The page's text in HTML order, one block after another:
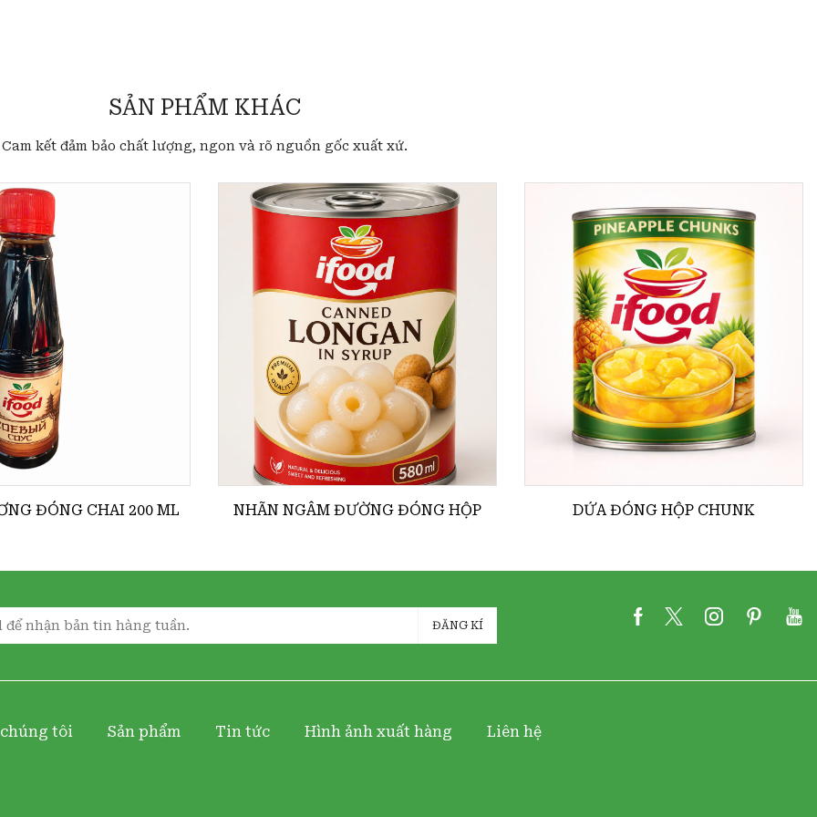
SẢN PHẨM KHÁC
Cam kết đảm bảo chất lượng, ngon và rõ nguồn gốc xuất xứ.
ĐÓNG CHAI 200 ML NHÃN NGÂM ĐƯỜNG ĐÓNG HỘP DỨA ĐÓNG HỘP CHUNK
ĐĂNG KÍ
chúng tôi Sản phẩm Tin tức Hình ảnh xuất hàng Liên hệ